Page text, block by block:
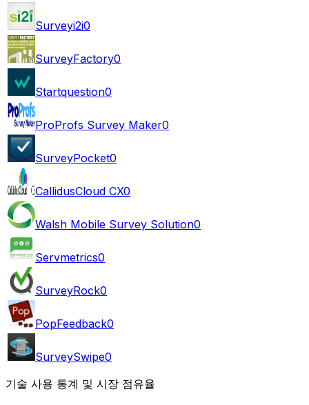
Surveyi2i0
SurveyFactory0
Startquestion0
ProProfs Survey Maker0
SurveyPocket0
CallidusCloud CX0
Walsh Mobile Survey Solution0
Servmetrics0
SurveyRock0
PopFeedback0
SurveySwipe0
기술 사용 통계 및 시장 점유율